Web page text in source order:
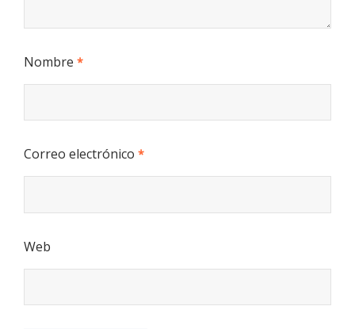
Nombre *
Correo electrónico *
Web